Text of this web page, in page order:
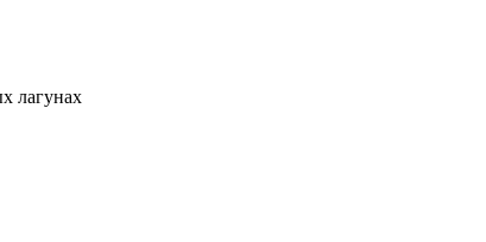
лагунах